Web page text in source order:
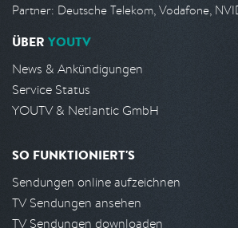
Partner: Deutsche Telekom, Vodafone,
ÜBER YOUTV
News & Ankündigungen
Service Status
YOUTV & Netlantic GmbH
SO FUNKTIONIERT'S
Sendungen online aufzeichnen
TV Sendungen ansehen
TV Sendungen downloaden